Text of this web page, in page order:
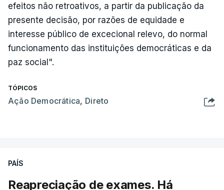
efeitos não retroativos, a partir da publicação da
presente decisão, por razões de equidade e
interesse público de excecional relevo, do normal
funcionamento das instituições democráticas e da
paz social".
TÓPICOS
Ação Democrática, Direto
PAÍS
Reapreciação de exames. Há